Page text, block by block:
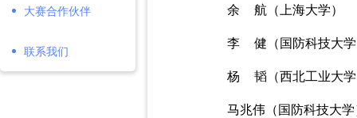
大赛合作伙伴
联系我们
余 航（上海大学）
李 健（国防科技大
杨 韬（西北工业大
马兆伟（国防科技大